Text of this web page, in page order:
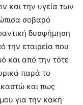
και την υγεία των
σοβαρό
δυσφήμηση
την εταιρεία που
και από την τότε
παρά το
και πως
για την κακή